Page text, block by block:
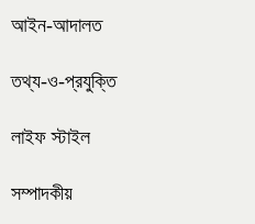
আইন-আদালত
তথ্য-ও-প্রযুক্তি
লাইফ স্টাইল
সম্পাদকীয়